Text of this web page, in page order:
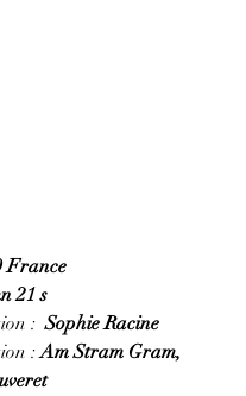
France
21 s
: Sophie Racine
: Am Stram Gram,